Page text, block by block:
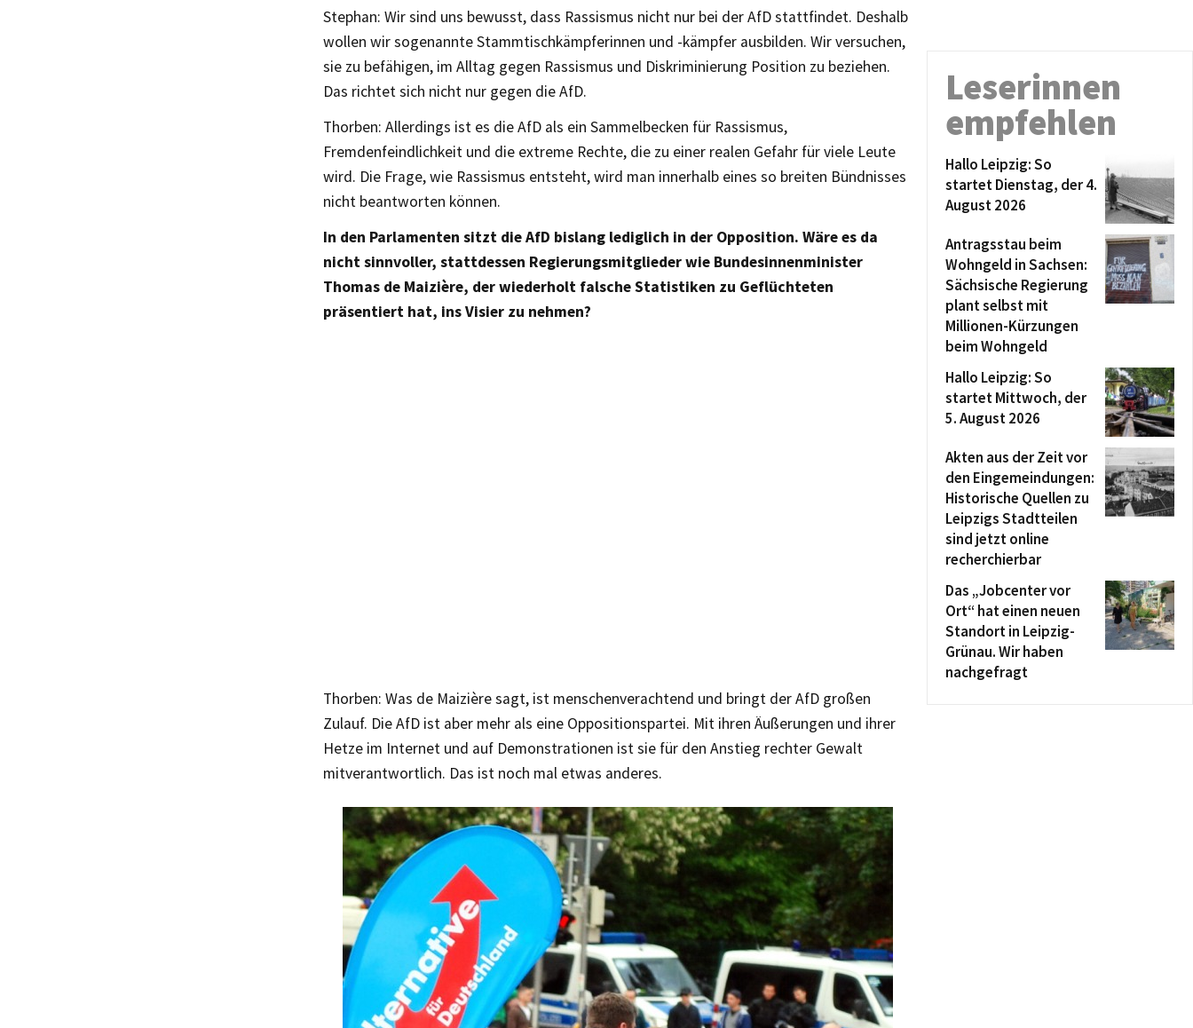
Stephan: Wir sind uns bewusst, dass Rassismus nicht nur bei der AfD stattfindet. Deshalb
wollen wir sogenannte Stammtischkämpferinnen und -kämpfer ausbilden. Wir versuchen,
sie zu befähigen, im Alltag gegen Rassismus und Diskriminierung Position zu beziehen.
Das richtet sich nicht nur gegen die AfD.
Thorben: Allerdings ist es die AfD als ein Sammelbecken für Rassismus,
Fremdenfeindlichkeit und die extreme Rechte, die zu einer realen Gefahr für viele Leute
wird. Die Frage, wie Rassismus entsteht, wird man innerhalb eines so breiten Bündnisses
nicht beantworten können.
In den Parlamenten sitzt die AfD bislang lediglich in der Opposition. Wäre es da
nicht sinnvoller, stattdessen Regierungsmitglieder wie Bundesinnenminister
Thomas de Maizière, der wiederholt falsche Statistiken zu Geflüchteten
präsentiert hat, ins Visier zu nehmen?
Thorben: Was de Maizière sagt, ist menschenverachtend und bringt der AfD großen
Zulauf. Die AfD ist aber mehr als eine Oppositionspartei. Mit ihren Äußerungen und ihrer
Hetze im Internet und auf Demonstrationen ist sie für den Anstieg rechter Gewalt
mitverantwortlich. Das ist noch mal etwas anderes.
Leserinnen
empfehlen
Hallo Leipzig: So
startet Dienstag, der 4.
August 2026
Antragsstau beim
Wohngeld in Sachsen:
Sächsische Regierung
plant selbst mit
Millionen-Kürzungen
beim Wohngeld
Hallo Leipzig: So
startet Mittwoch, der
5. August 2026
Akten aus der Zeit vor
den Eingemeindungen:
Historische Quellen zu
Leipzigs Stadtteilen
sind jetzt online
recherchierbar
Das „Jobcenter vor
Ort“ hat einen neuen
Standort in Leipzig-
Grünau. Wir haben
nachgefragt